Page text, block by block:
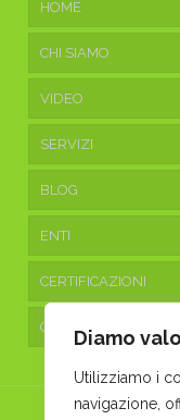
Diamo
Utilizziamo i
navigazione,
HOME
CHI SIAMO
VIDEO
SERVIZI
BLOG
ENTI
CERTIFICAZIONI
CONTATTI